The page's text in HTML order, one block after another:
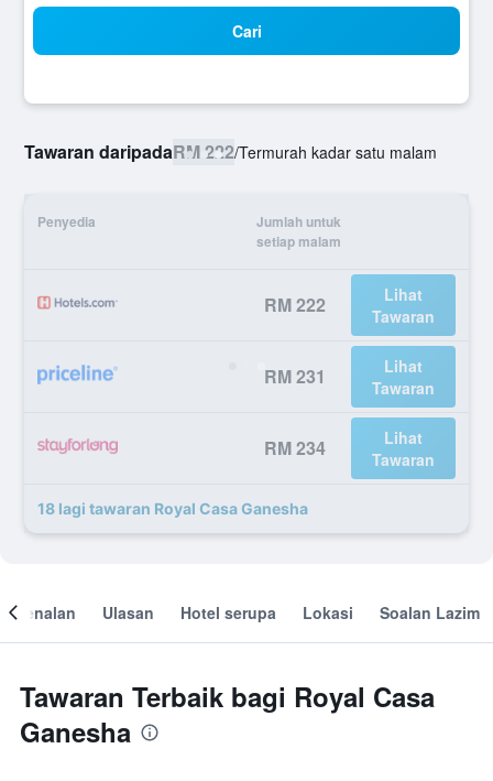
Cari
Tawaran daripadaRM 222/Termurah kadar satu malam
Penyedia
Jumlah untuk
setiap malam
RM 222
Lihat
Tawaran
RM 231
Lihat
Tawaran
RM 234
Lihat
Tawaran
18 lagi tawaran Royal Casa Ganesha
Ulasan Hotel serupa Lokasi Soalan Lazim
Tawaran Terbaik bagi Royal Casa
Ganesha